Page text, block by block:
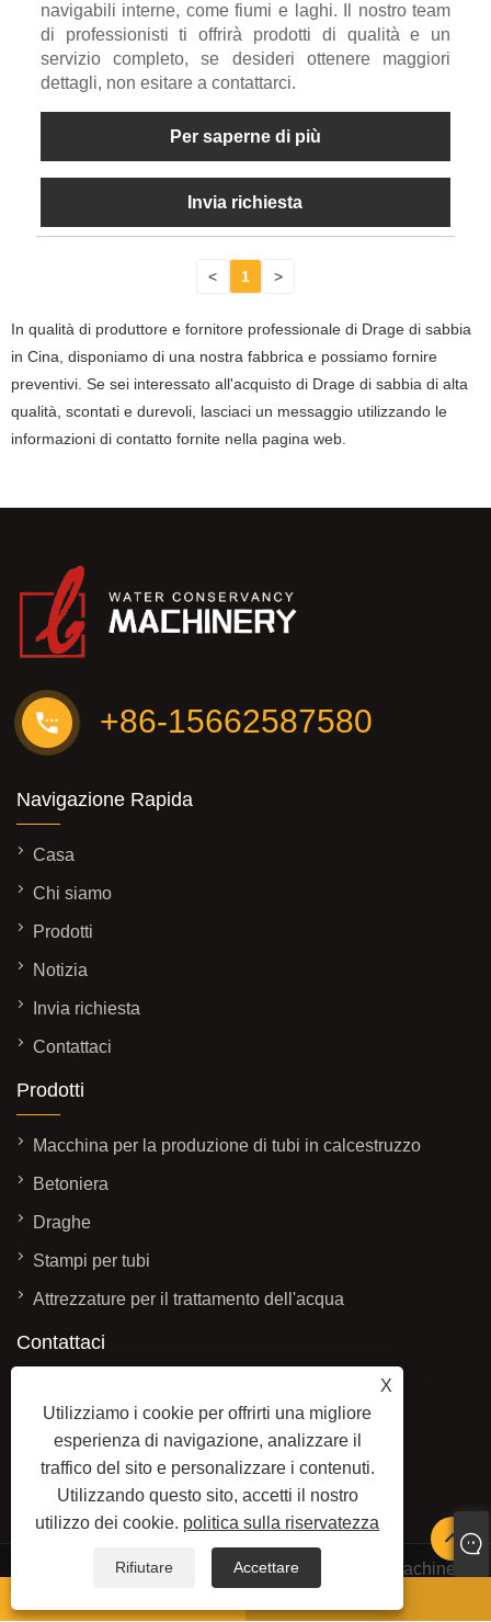
navigabili interne, come fiumi e laghi. Il nostro team
di professionisti ti offrirà prodotti di qualità e un
servizio completo, se desideri ottenere maggiori
dettagli, non esitare a contattarci.
Per saperne di più
Invia richiesta
< 1 >
In qualità di produttore e fornitore professionale di Drage di sabbia
in Cina, disponiamo di una nostra fabbrica e possiamo fornire
preventivi. Se sei interessato all'acquisto di Drage di sabbia di alta
qualità, scontati e durevoli, lasciaci un messaggio utilizzando le
informazioni di contatto fornite nella pagina web.
X
Utilizziamo i cookie per offrirti una migliore
esperienza di navigazione, analizzare il
traffico del sito e personalizzare i contenuti.
Utilizzando questo sito, accetti il ​​nostro
utilizzo dei cookie. politica sulla riservatezza
Rifiutare Accettare
+86-15662587580
Navigazione Rapida
Casa
Chi siamo
Prodotti
Notizia
Invia richiesta
Contattaci
Prodotti
Macchina per la produzione di tubi in calcestruzzo
Betoniera
Draghe
Stampi per tubi
Attrezzature per il trattamento dell'acqua
Contattaci
Street, zona di sviluppo economico, città di
Qingzhou, provincia di Shandong, Cina
E-MAIL:sales@baolaimachinery.com
TEL:+86-15662587580
Copyright © 2024 Qingzhou Water Conservancy Machinery